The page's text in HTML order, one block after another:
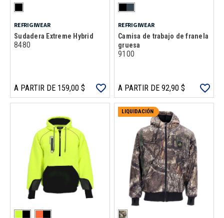
REFRIGIWEAR
Sudadera Extreme Hybrid
8480
A PARTIR DE 159,00 $
REFRIGIWEAR
Camisa de trabajo de franela
gruesa
9100
A PARTIR DE 92,90 $
LIQUIDACIÓN